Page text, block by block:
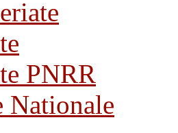
PNRR
Nationale